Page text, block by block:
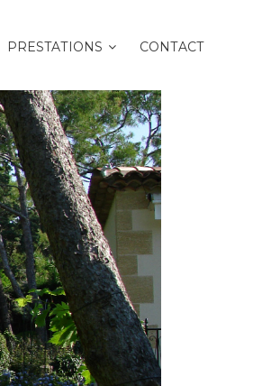
PRESTATIONS CONTACT